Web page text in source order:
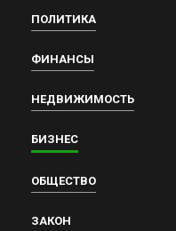
ПОЛИТИКА
ФИНАНСЫ
НЕДВИЖИМОСТЬ
БИЗНЕС
ОБЩЕСТВО
ЗАКОН